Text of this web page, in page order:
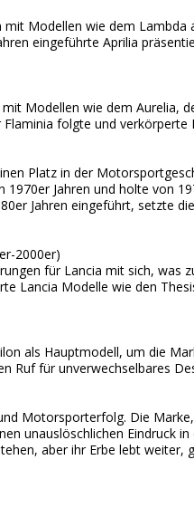
mit Modellen wie dem
eingeführte Aprilia
Modellen wie dem Aurelia,
folgte und verkörperte
Platz in der
Jahren und holte von
Jahren eingeführt, setzte
2000er)
für Lancia mit sich, was
Lancia Modelle wie den
als Hauptmodell, um die
Ruf für unverwechselbares
Motorsporterfolg. Die
unauslöschlichen Eindruck
aber ihr Erbe lebt weiter,